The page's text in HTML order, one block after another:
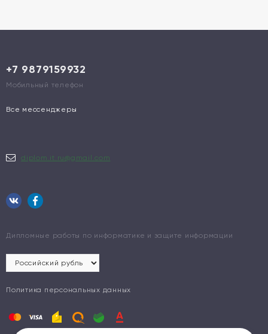
+7 9879159932
Мобильный телефон
Все мессенджеры
diplom.it.ru@gmail.com
Дипломные работы по информатике и защите информации
Политика персональных данных